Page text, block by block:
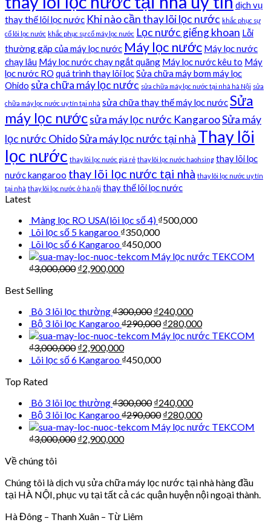
dịch vụ
thay thế lõi lọc nước Khi nào cần thay lõi lọc nước khắc phục sự
cố lõi lọc nước khắc phục sự cố máy lọc nước Lọc nước giếng khoan Lỗi
thường gặp của máy lọc nước Máy lọc nước Máy lọc nước
chạy lâu Máy lọc nước chạy ngắt quãng Máy lọc nước kêu to Máy
lọc nước RO quá trình thay lõi lọcSửa chữa máy bơm máy lọc
Ohido sửa chữa máy lọc nước sửa chữa máy lọc nước tại nhà hà Nội sửa
chữa máy lọc nước uy tín tại nhà sửa chữa thay thế máy lọc nướcSửa
máy lọc nướcsửa máy lọc nước KangarooSửa máy
lọc nước OhidoSửa máy lọc nước tại nhà Thay lõi
lọc nước thay lõi lọc nước giá rẻ thay lõi lọc nước haohsing thay lõi lọc
nước kangaroo thay lõi lọc nước tại nhà thay lõi lọc nước uy tín
tại nhà thay lõi lọc nước ở hà nội thay thế lõi lọc nước
Latest
Màng lọc RO USA(lõi lọc số 4) ₫500,000
Lõi lọc số 5 kangaroo ₫350,000
Lõi lọc số 6 Kangaroo ₫450,000
Máy lọc nước TEKCOM
₫3,000,000 ₫2,900,000
Best Selling
Bô 3 lõi lọc thường₫300,000 ₫240,000
Bộ 3 lõi lọc Kangaroo₫290,000 ₫280,000
Máy lọc nước TEKCOM
₫3,000,000 ₫2,900,000
Lõi lọc số 6 Kangaroo ₫450,000
Top Rated
Bô 3 lõi lọc thường₫300,000 ₫240,000
Bộ 3 lõi lọc Kangaroo₫290,000 ₫280,000
Máy lọc nước TEKCOM
₫3,000,000 ₫2,900,000
Về chúng tôi
Chúng tôi là dịch vụ sửa chữa máy lọc nước tại nhà hàng đầu
tại HÀ NỘI, phục vụ tại tất cả các quận huyện nội ngoại thành.
Hà Đông – Thanh Xuân – Từ Liêm